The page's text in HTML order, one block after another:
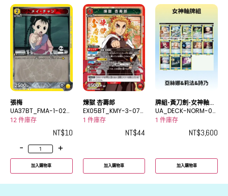
張梅
UA37BT_FMA-1-020
U
12 件庫存
NT$10
-
+
加入購物車
煉獄 杏壽郎
EX05BT_KMY-3-072
SR
1 件庫存
NT$44
加入購物車
牌組-黃刀劍-女神軸牌
組 亞絲娜&莉法&詩乃
UA_DECK-NORM-00
06
1 件庫存
NT$3,600
加入購物車